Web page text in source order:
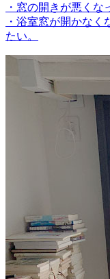
・窓の開きが悪くな
・浴室窓が開かな
たい。